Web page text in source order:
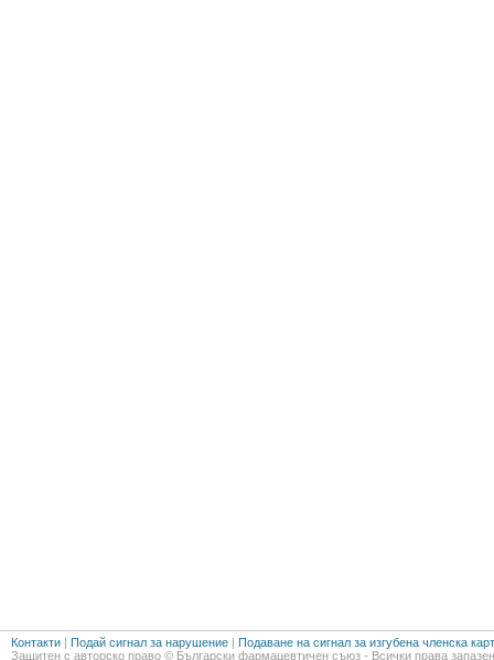
Контакти | Подай сигнал за нарушение | Подаване на сигнал за изгубена членска
Защитен с авторско право © Български фармацевтичен съюз - Всички права